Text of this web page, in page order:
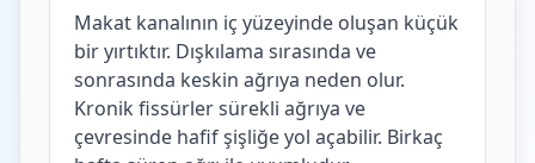
Makat kanalının iç yüzeyinde oluşan küçük
bir yırtıktır. Dışkılama sırasında ve
sonrasında keskin ağrıya neden olur.
Kronik fissürler sürekli ağrıya ve
çevresinde hafif şişliğe yol açabilir. Birkaç